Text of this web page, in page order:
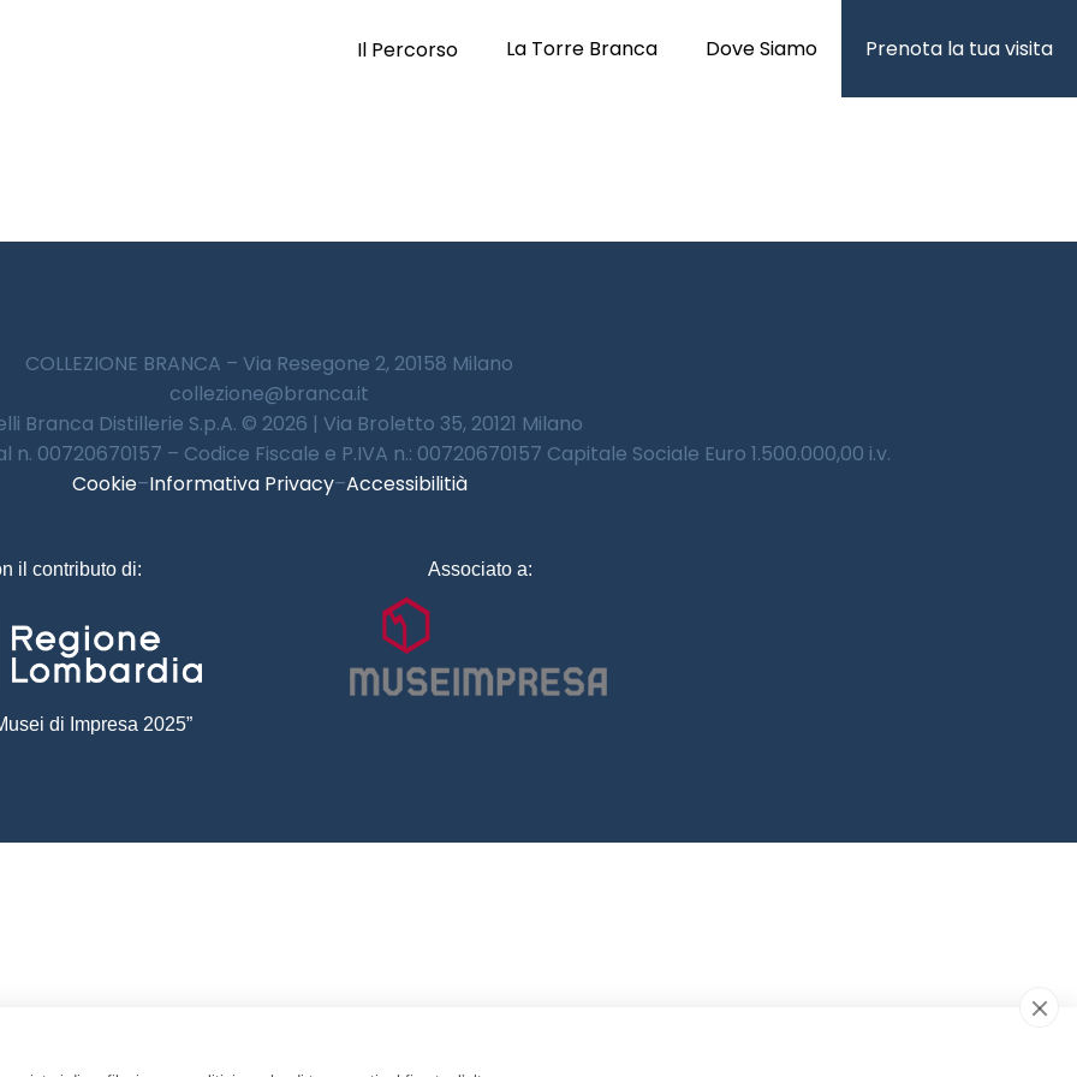
Il Percorso La Torre Branca Dove Siamo Prenota la tua visita
COLLEZIONE BRANCA – Via Resegone 2, 20158 Milano
collezione@branca.it
Branca Distillerie S.p.A. © 2026 | Via Broletto 35, 20121 Milano
00720670157 – Codice Fiscale e P.IVA n.: 00720670157 Capitale Sociale Euro 1.500.000,00 i.v.
Cookie–Informativa Privacy–Accessibilitià
il contributo di:
di Impresa 2025”
Associato a: